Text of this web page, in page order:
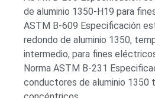
de aluminio 1350-H19 para
ASTM B-609 Especificación
redondo de aluminio 1350,
intermedio, para fines
Norma ASTM B-231
conductores de aluminio 1350